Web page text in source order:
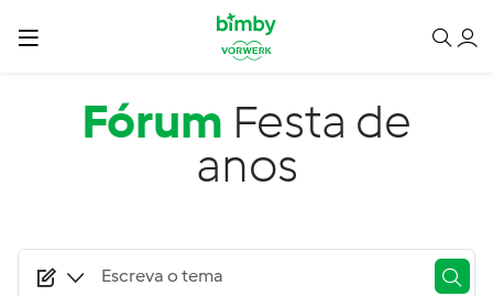
Passar para o conteúdo principal
Fórum Festa de
anos